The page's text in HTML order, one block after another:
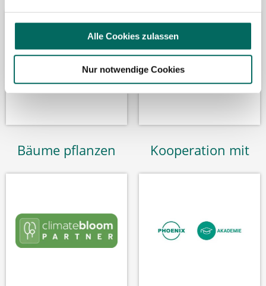
Alle Cookies zulassen
Nur notwendige Cookies
Bäume pflanzen Kooperation mit